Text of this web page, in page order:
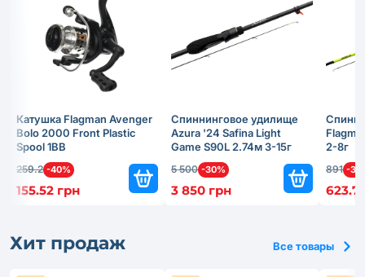
Катушка Flagman Avenger
Bolo 2000 Front Plastic
Spool 1BB
259.2 -40%
155.52 грн
Спиннинговое удилище
Azura '24 Safina Light
Game S90L 2.74м 3-15г
5 500 -30%
3 850 грн
2-8г
891 -
623.7
Хит продаж Все товары